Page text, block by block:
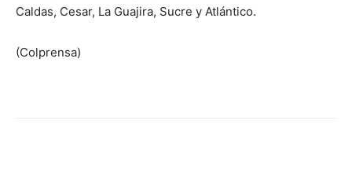
Caldas, Cesar, La Guajira, Sucre y Atlántico.
(Colprensa)